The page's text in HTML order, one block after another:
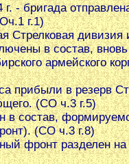
- бригада
г.1)
Стрелковая дивизия
в состав, вновь
армейского
прибыли в резерв
(СО ч.3 г.5)
в состав,
(СО ч.3 г.8)
фронт разделен